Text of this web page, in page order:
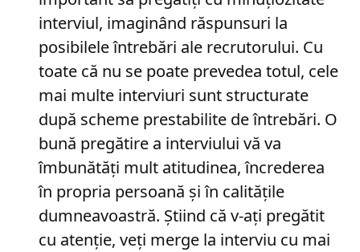
interviul, imaginând răspunsuri la
posibilele întrebări ale recrutorului. Cu
toate că nu se poate prevedea totul, cele
mai multe interviuri sunt structurate
după scheme prestabilite de întrebări. O
bună pregătire a interviului vă va
îmbunătăți mult atitudinea, încrederea
în propria persoană și în calitățile
dumneavoastră. Știind că v-ați pregătit
cu atenție, veți merge la interviu cu mai